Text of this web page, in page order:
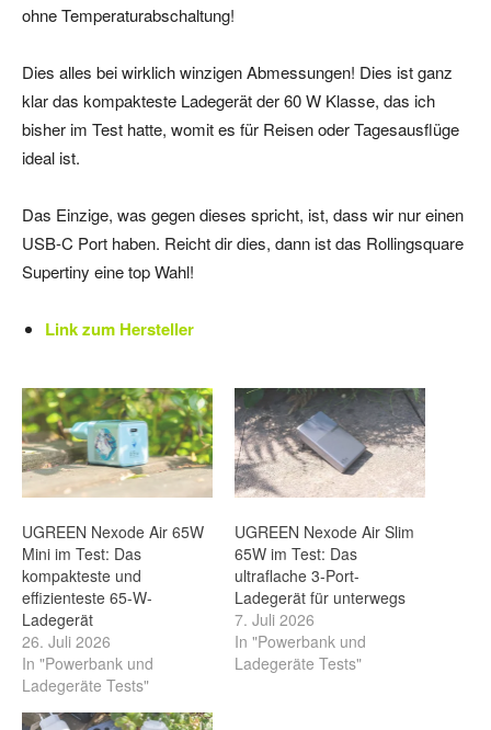
ohne Temperaturabschaltung!
Dies alles bei wirklich winzigen Abmessungen! Dies ist ganz
klar das kompakteste Ladegerät der 60 W Klasse, das ich
bisher im Test hatte, womit es für Reisen oder Tagesausflüge
ideal ist.
Das Einzige, was gegen dieses spricht, ist, dass wir nur einen
USB-C Port haben. Reicht dir dies, dann ist das Rollingsquare
Supertiny eine top Wahl!
Link zum Hersteller
UGREEN Nexode Air 65W
Mini im Test: Das
kompakteste und
effizienteste 65-W-
Ladegerät
26. Juli 2026
In "Powerbank und
Ladegeräte Tests"
UGREEN Nexode Air Slim
65W im Test: Das
ultraflache 3-Port-
Ladegerät für unterwegs
7. Juli 2026
In "Powerbank und
Ladegeräte Tests"